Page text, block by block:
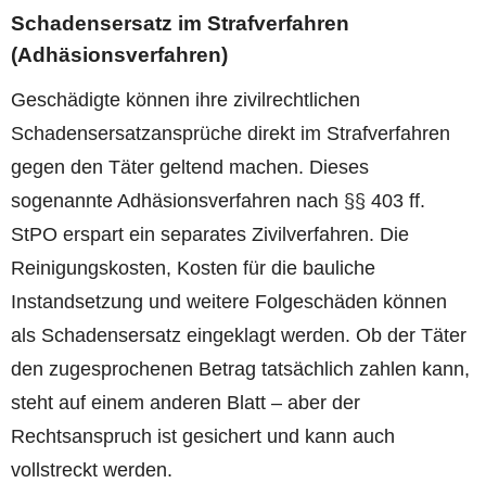
Schadensersatz im Strafverfahren
(Adhäsionsverfahren)
Geschädigte können ihre zivilrechtlichen
Schadensersatzansprüche direkt im Strafverfahren
gegen den Täter geltend machen. Dieses
sogenannte Adhäsionsverfahren nach §§ 403 ff.
StPO erspart ein separates Zivilverfahren. Die
Reinigungskosten, Kosten für die bauliche
Instandsetzung und weitere Folgeschäden können
als Schadensersatz eingeklagt werden. Ob der Täter
den zugesprochenen Betrag tatsächlich zahlen kann,
steht auf einem anderen Blatt – aber der
Rechtsanspruch ist gesichert und kann auch
vollstreckt werden.